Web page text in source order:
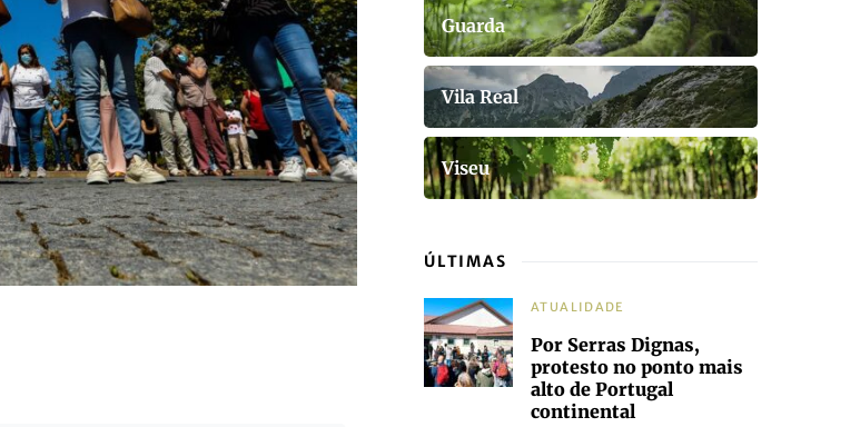
Guarda
Vila Real
Viseu
ÚLTIMAS
ATUALIDADE
Por Serras Dignas,
protesto no ponto mais
alto de Portugal
continental